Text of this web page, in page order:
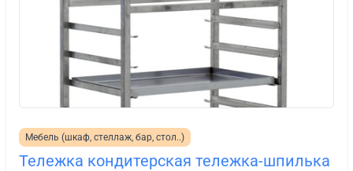
Мебель (шкаф, стеллаж, бар, стол..)
Тележка кондитерская тележка-шпилька